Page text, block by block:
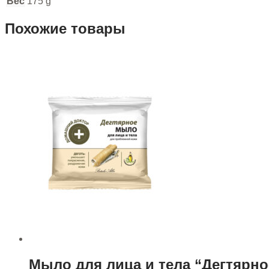
Похожие товары
Мыло для лица и тела